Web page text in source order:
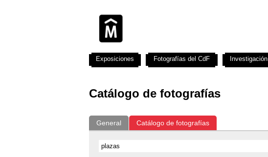
Catálogo de fotografías
General Catálogo de fotografías
Exposiciones Fotografías del CdF Investigación